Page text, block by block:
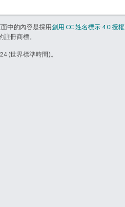
中的內容是採用創用 CC 姓名標示 4.0 授權
冊商標。
(世界標準時間)。